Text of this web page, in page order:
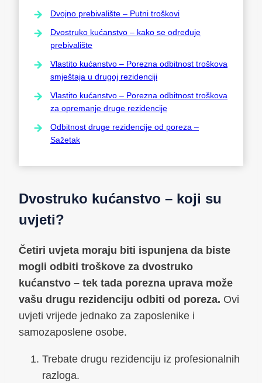
Dvojno prebivalište – Putni troškovi
Dvostruko kućanstvo – kako se određuje
prebivalište
Vlastito kućanstvo – Porezna odbitnost troškova
smještaja u drugoj rezidenciji
Vlastito kućanstvo – Porezna odbitnost troškova
za opremanje druge rezidencije
Odbitnost druge rezidencije od poreza –
Sažetak
Dvostruko kućanstvo – koji su
uvjeti?
Četiri uvjeta moraju biti ispunjena da biste
mogli odbiti troškove za dvostruko
kućanstvo – tek tada porezna uprava može
vašu drugu rezidenciju odbiti od poreza. Ovi
uvjeti vrijede jednako za zaposlenike i
samozaposlene osobe.
Trebate drugu rezidenciju iz profesionalnih
razloga.